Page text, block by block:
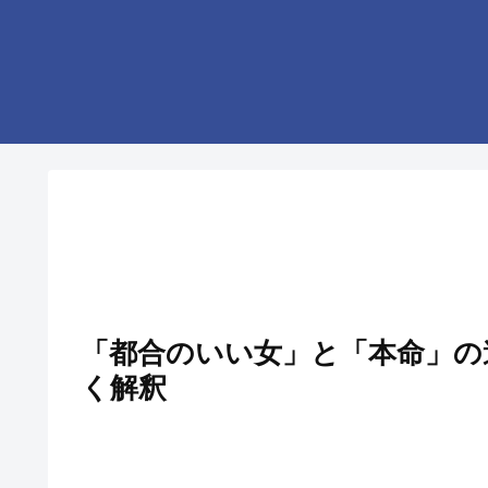
「都合のいい女」と「本命」
く解釈